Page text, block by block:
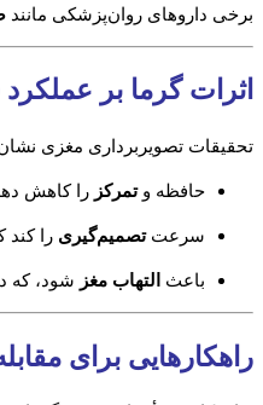
برخی داروهای روان‌پزشکی مانند
اثرات گرما بر
تحقیقات تصویربرداری مغزی
حافظه وتمرکز را کاهش
سرعتتصمیم‌گیری را کند
باعث التهاب مغز شود، که
راهکارهایی برای